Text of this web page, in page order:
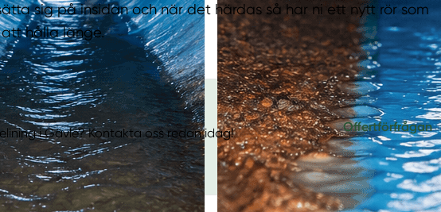
sig på insidan och när det härdas så har ni ett nytt rör som
att hålla länge.
i Gävle? Kontakta oss redan idag!
Offertförfrågan